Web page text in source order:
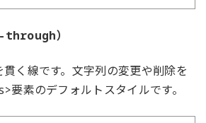
）
く線です。文字列の変更や削除を
要素のデフォルトスタイルです。